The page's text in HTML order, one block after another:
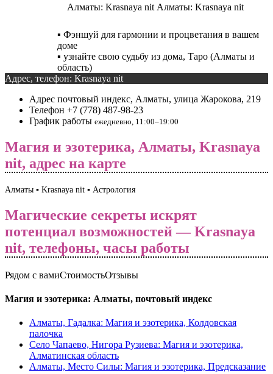
Алматы: Krasnaya nit
▪️ Фэншуй для гармонии и процветания в вашем
доме
▪️ узнайте свою судьбу из дома, Таро (Алматы и
область)
Адрес, телефон: Krasnaya nit
Адрес почтовый индекс, Алматы, улица Жарокова, 219
Телефон +7 (778) 487-98-23
График работы ежедневно, 11:00–19:00
Магия и эзотерика, Алматы, Krasnaya
nit, адрес на карте
Алматы ▪️ Krasnaya nit ▪️ Астрология
Магические секреты искрят
потенциал возможностей — Krasnaya
nit, телефоны, часы работы
Рядом с вамиСтоимостьОтзывы
Магия и эзотерика: Алматы, почтовый индекс
Алматы, Гадалка: Магия и эзотерика, Колдовская
палочка
Село Чапаево, Нигора Рузиева: Магия и эзотерика,
Алматинская область
Алматы, Место Силы: Магия и эзотерика, Предсказание